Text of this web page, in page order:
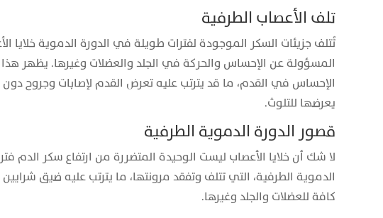
تلف الأعصاب الطرفية
تُتلف جزيئات السكر الموجودة لفترات طويلة في الدورة الدموية خلايا
المسؤولة عن الإحساس والحركة في الجلد والعضلات وغيرها. يظهر
الإحساس في القدم، ما قد يترتب عليه تعرض القدم لإصابات وجروح
يعرضها للتلوث.
قصور الدورة الدموية الطرفية
لا شك أن خلايا الأعصاب ليست الوحيدة المتضررة من ارتفاع سكر الدم
الدموية الطرفية، التي تتلف وتفقد مرونتها، ما يترتب عليه ضيق
كافة للعضلات والجلد وغيرها.